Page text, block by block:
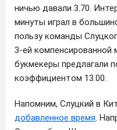
ничью давали 3.70.
минуты играл в
пользу команды
3-ей компенсированной
букмекеры предлагали
коэффициентом 13.00.
Напомним, Слуцкий в
добавленное время.